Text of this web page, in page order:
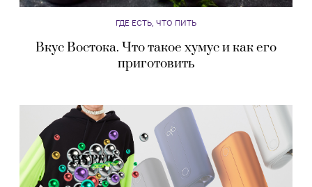
ГДЕ ЕСТЬ, ЧТО ПИТЬ
Вкус Востока. Что такое хумус и как его
приготовить